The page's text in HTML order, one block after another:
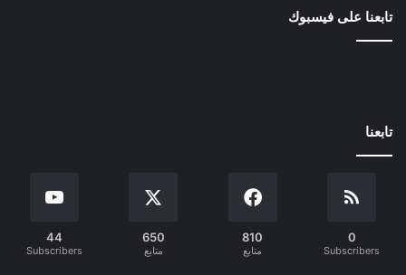
تابعنا على فيسبوك
تابعنا
0
Subscribers
810
متابع
650
متابع
44
Subscribers